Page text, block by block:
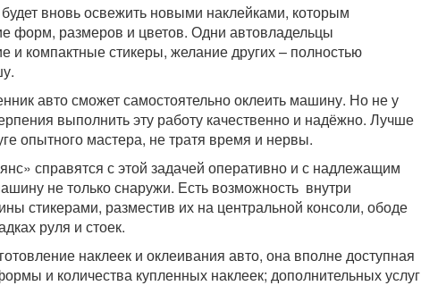
вновь освежить новыми наклейками, которым
форм, размеров и цветов. Одни автовладельцы
и компактные стикеры, желание других – полностью
авто сможет самостоятельно оклеить машину. Но не у
выполнить эту работу качественно и надёжно. Лучше
опытного мастера, не тратя время и нервы.
справятся с этой задачей оперативно и с надлежащим
не только снаружи. Есть возможность внутри
стикерами, разместив их на центральной консоли, ободе
руля и стоек.
наклеек и оклеивания авто, она вполне доступная
и количества купленных наклеек; дополнительных услуг